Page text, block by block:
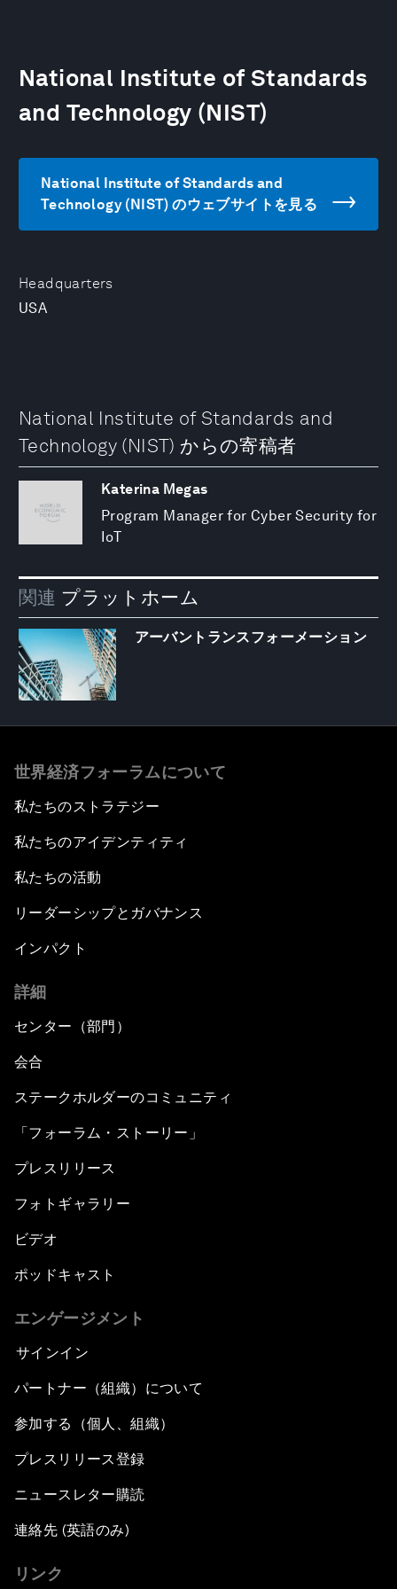
Headquarters
USA
National Institute of Standards
and Technology (NIST)
National Institute of Standards and
Technology (NIST) のウェブサイトを見る
National Institute of Standards and
Technology (NIST) からの寄稿者
Katerina Megas
Program Manager for Cyber Security for
IoT
関連 プラットホーム
アーバントランスフォーメーション
世界経済フォーラムについて
私たちのストラテジー
私たちのアイデンティティ
私たちの活動
リーダーシップとガバナンス
インパクト
詳細
センター（部門）
会合
ステークホルダーのコミュニティ
「フォーラム・ストーリー」
プレスリリース
フォトギャラリー
ビデオ
ポッドキャスト
エンゲージメント
サインイン
パートナー（組織）について
参加する（個人、組織）
プレスリリース登録
ニュースレター購読
連絡先 (英語のみ)
リンク